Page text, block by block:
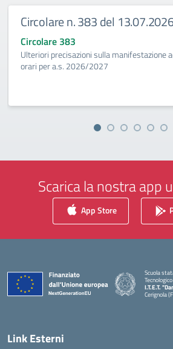
Circolare n. 383 del
Circolare 383
Ulteriori precisazioni sulla manifestazione
orari per a.s. 2026/2027
Scarica la nostra app
App Store
Scuola
Tecnologico
I.T.E.T.
Cerignola
— Visita la
Link Esterni